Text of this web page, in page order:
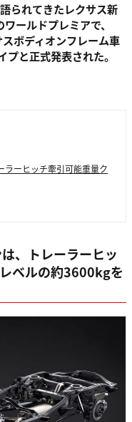
られてきたレクサス新
ールドプレミアで、
ボディオンフレーム車
と正式発表された。
ラーヒッチ牽引可能重量ク
、トレーラーヒッ
ベルの約3600kgを